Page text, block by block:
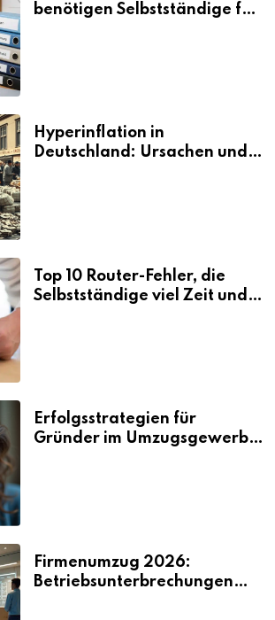
benötigen Selbstständige für
Hyperinflation in
Deutschland: Ursachen und
Top 10 Router-Fehler, die
Selbstständige viel Zeit und
Erfolgsstrategien für
Gründer im Umzugsgewerbe
Firmenumzug 2026:
Betriebsunterbrechungen